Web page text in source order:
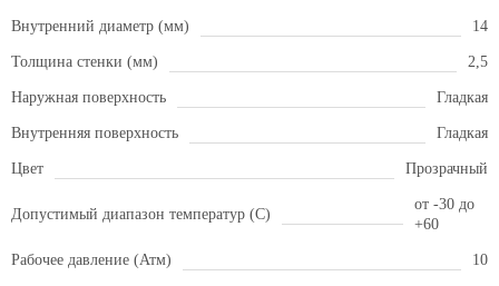
Внутренний диаметр (мм) 14
Толщина стенки (мм) 2,5
Наружная поверхность Гладкая
Внутренняя поверхность Гладкая
Цвет Прозрачный
Допустимый диапазон температур (С)
от -30 до
+60
Рабочее давление (Атм) 10